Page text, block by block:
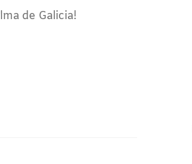
de Galicia!